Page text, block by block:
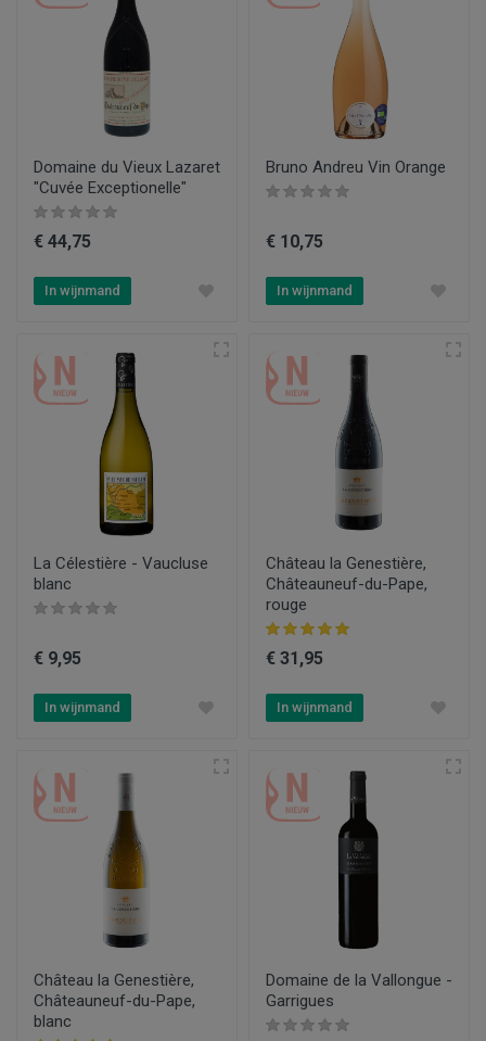
Domaine du Vieux Lazaret
"Cuvée Exceptionelle"
€ 44,75
In wijnmand
Bruno Andreu Vin Orange
€ 10,75
In wijnmand
La Célestière - Vaucluse
blanc
€ 9,95
In wijnmand
Château la Genestière,
Châteauneuf-du-Pape,
rouge
€ 31,95
In wijnmand
Château la Genestière,
Châteauneuf-du-Pape,
blanc
Domaine de la Vallongue -
Garrigues